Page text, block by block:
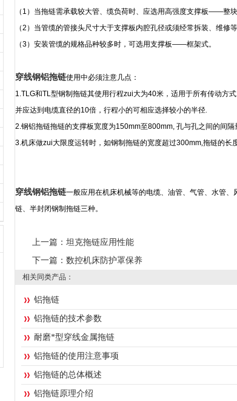
（1）当拖链需承载较大管、缆负荷时、应选用高强度支撑板——整
（2）当管缆的管接头尺寸大于支撑板内腔孔径或须经常拆装、维
（3）安装管缆的规格品种较多时，可选用支撑板——框架式。
穿线钢铝拖链使用中必须注意几点：
1.TLG和TL型钢制拖链其使用行程zui大为40米，适用于所有传动方
并应达到电缆直径的10倍，行程小的可相应选择较小的半径.
2.钢铝拖链拖链的支撑板宽度为150mm至800mm, 孔与孔之间的间
3.机床做zui大限度运转时，如钢制拖链的宽度超过300mm,拖链的长
穿线钢铝拖链一般应用在机床机械等的电缆、油管、气管、水管
链、半封闭钢制拖链三种。
上一篇： 坦克拖链应用性能
下一篇： 数控机床防护罩保养
相关同类产品：
铝拖链
铝拖链的技术参数
耐磨*型穿线金属拖链
铝拖链的使用注意事项
铝拖链的总体概述
铝拖链原理介绍